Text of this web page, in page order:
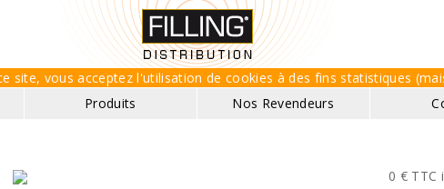
site, vous acceptez l'utilisation de cookies à des fins statistiques
Produits Nos Revendeurs
0 € TTC